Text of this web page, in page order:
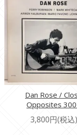
Dan Rose /
Opposites
3,800円(税込)